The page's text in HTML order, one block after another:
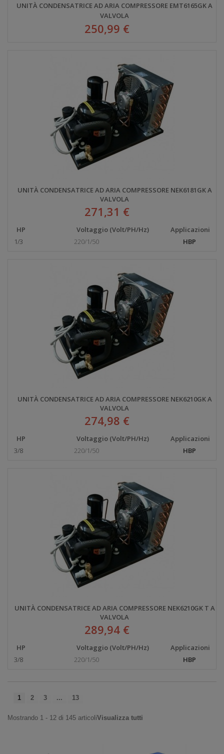
UNITÀ CONDENSATRICE AD ARIA COMPRESSORE EMT6165GK A
VALVOLA
250,99 €
UNITÀ CONDENSATRICE AD ARIA COMPRESSORE NEK6181GK A
VALVOLA
271,31 €
HP Voltaggio (Volt/PH/Hz)
Applicazioni
1/3
220/1/50 HBP
UNITÀ CONDENSATRICE AD ARIA COMPRESSORE NEK6210GK A
VALVOLA
274,98 €
HP Voltaggio (Volt/PH/Hz)
Applicazioni
3/8
220/1/50 HBP
UNITÀ CONDENSATRICE AD ARIA COMPRESSORE NEK6210GK T A
VALVOLA
289,94 €
HP Voltaggio (Volt/PH/Hz)
Applicazioni
3/8
220/1/50 HBP
1 2 3 ... 13
Mostrando 1 - 12 di 145 articoliVisualizza tutti